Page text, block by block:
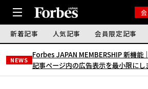
新着記事 人気記事 会員限定記事
NEWS
Forbes JAPAN MEMBERSHIP 新機能｜
記事ページ内の広告表示を最小限にし